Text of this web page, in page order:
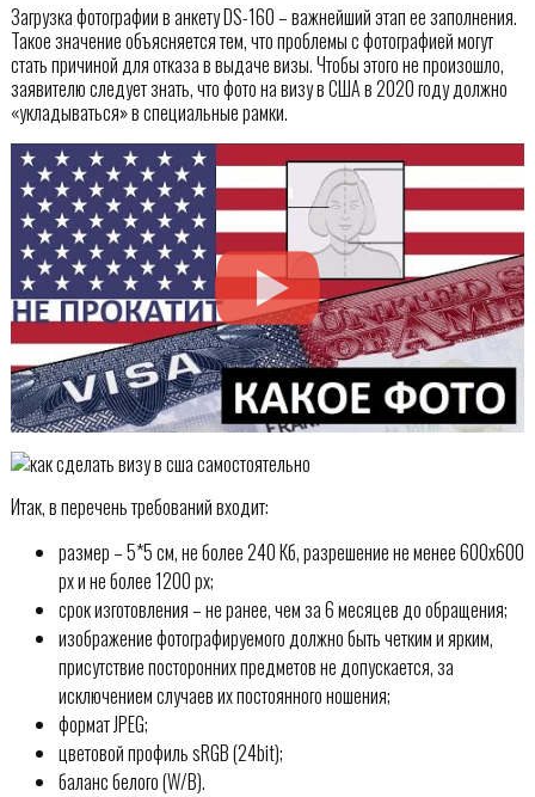
Загрузка фотографии в анкету DS-160 – важнейший этап ее заполнения.
Такое значение объясняется тем, что проблемы с фотографией могут
стать причиной для отказа в выдаче визы. Чтобы этого не произошло,
заявителю следует знать, что фото на визу в США в 2020 году должно
«укладываться» в специальные рамки.
Итак, в перечень требований входит:
размер – 5*5 см, не более 240 Кб, разрешение не менее 600х600
px и не более 1200 px;
срок изготовления – не ранее, чем за 6 месяцев до обращения;
изображение фотографируемого должно быть четким и ярким,
присутствие посторонних предметов не допускается, за
исключением случаев их постоянного ношения;
формат JPEG;
цветовой профиль sRGB (24bit);
баланс белого (W/B).